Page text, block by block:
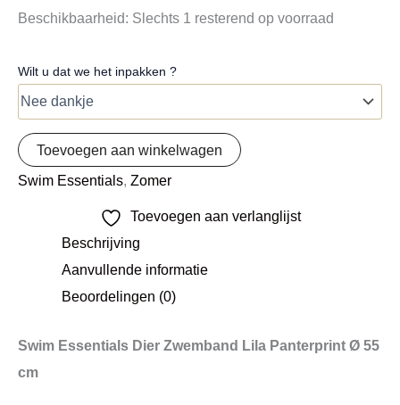
Beschikbaarheid: Slechts 1 resterend op voorraad
Wilt u dat we het inpakken ?
Toevoegen aan winkelwagen
Swim Essentials, Zomer
Toevoegen aan verlanglijst
Beschrijving
Aanvullende informatie
Beoordelingen (0)
Swim Essentials Dier Zwemband Lila Panterprint Ø 55
cm